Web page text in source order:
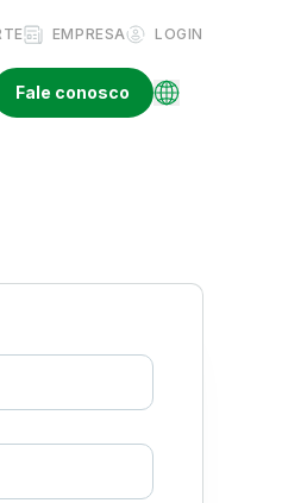
EMPRESA LOGIN
Fale conosco